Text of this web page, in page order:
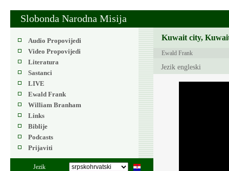
Slobonda Narodna Misija
Audio Propovijedi
Video Propovijedi
Literatura
Sastanci
LIVE
Ewald Frank
William Branham
Links
Biblije
Podcasts
Prijaviti
Jezik
Kuwait city,
Ewald Frank
Jezik engleski